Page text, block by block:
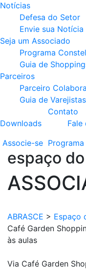
Notícias
Defesa do Setor
Envie sua Notícia
Seja um Associado
Programa
Guia de
Parceiros
Parceiro
Guia de Varejistas
Downloads
Contato
Fale
Associe-se Programa
espaço do
ABRASCE > Espaço
Café Garden
às aulas
Via Café Garden